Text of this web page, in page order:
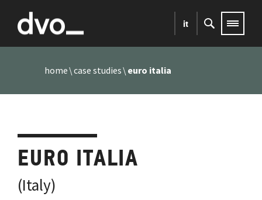
it
home case studies euro italia
EURO ITALIA
(Italy)